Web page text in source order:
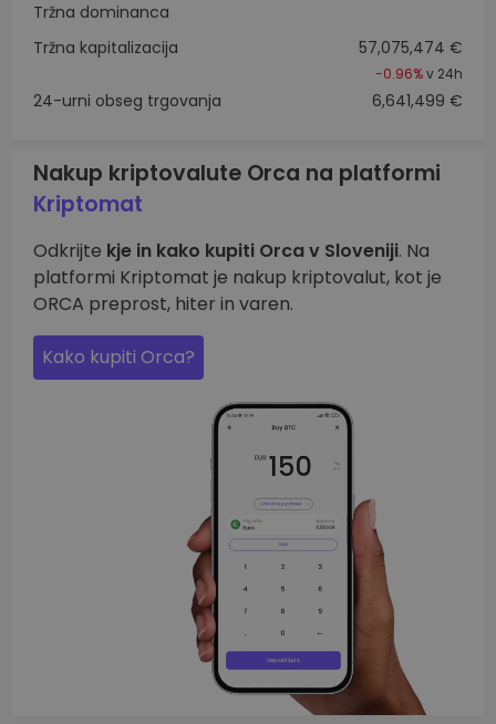
Tržna dominanca
Tržna kapitalizacija
57,075,474 €
-0.96%v 24h
24-urni obseg trgovanja 6,641,499 €
Nakup kriptovalute Orca na platformi
Kriptomat
Odkrijte kje in kako kupiti Orca v Sloveniji. Na
platformi Kriptomat je nakup kriptovalut, kot je
ORCA preprost, hiter in varen.
Kako kupiti Orca?